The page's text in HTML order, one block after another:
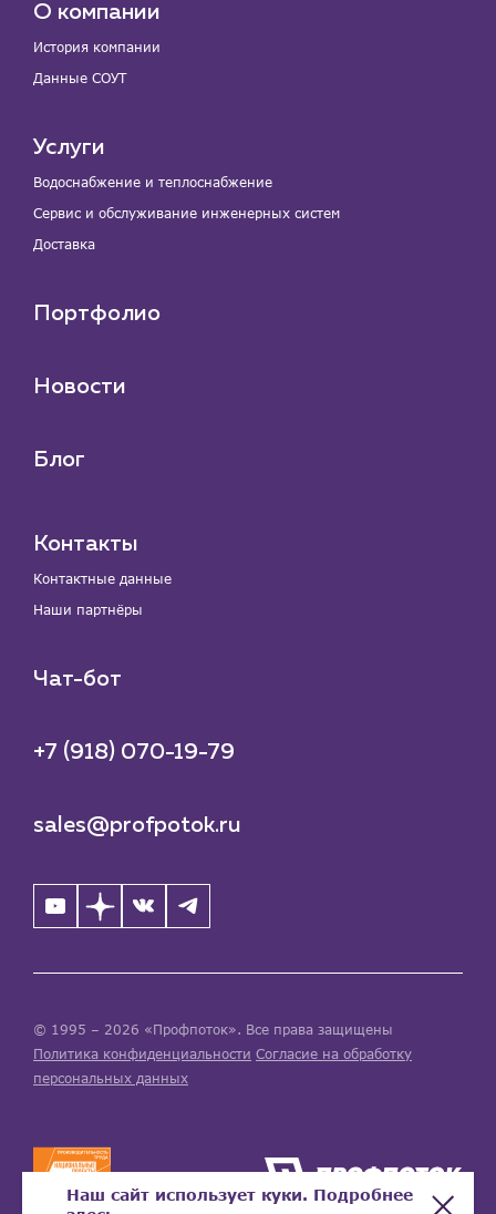
О компании
История компании
Данные СОУТ
Услуги
Водоснабжение и теплоснабжение
Сервис и обслуживание инженерных систем
Доставка
Портфолио
Новости
Блог
Контакты
Контактные данные
Наши партнёры
Чат-бот
+7 (918) 070-19-79
sales@profpotok.ru
© 1995 – 2026 «Профпоток». Все права защищены
Политика конфиденциальности Согласие на обработку
персональных данных
Наш сайт использует куки. Подробнее